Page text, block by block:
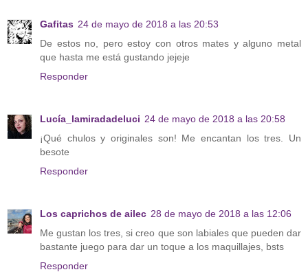
Gafitas 24 de mayo de 2018 a las 20:53
De estos no, pero estoy con otros mates y alguno metal
que hasta me está gustando jejeje
Responder
Lucía_lamiradadeluci 24 de mayo de 2018 a las 20:58
¡Qué chulos y originales son! Me encantan los tres. Un
besote
Responder
Los caprichos de ailec 28 de mayo de 2018 a las 12:06
Me gustan los tres, si creo que son labiales que pueden dar
bastante juego para dar un toque a los maquillajes, bsts
Responder